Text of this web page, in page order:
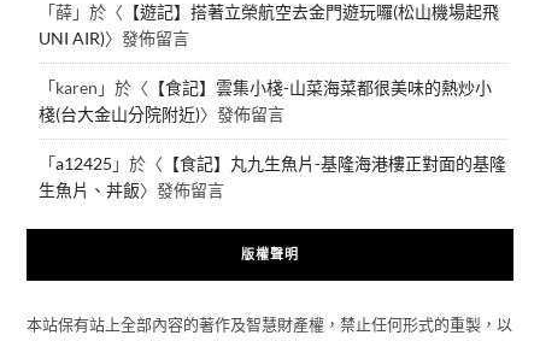
「薛」於〈 【遊記】搭著立榮航空去金門遊玩囉(松山機場起飛
UNI AIR)〉發佈留言
「karen 」於〈 【食記】雲集小棧-山菜海菜都很美味的熱炒小
棧(台大金山分院附近)〉發佈留言
「a12425 」於〈 【食記】丸九生魚片-基隆海港樓正對面的基隆
生魚片、丼飯〉發佈留言
版權聲明
本站保有站上全部內容的著作及智慧財產權，禁止任何形式的重製，以